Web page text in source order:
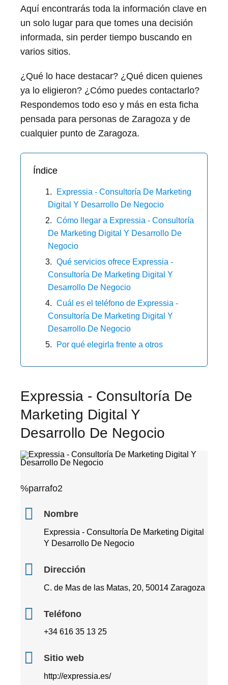
Aquí encontrarás toda la información clave en
un solo lugar para que tomes una decisión
informada, sin perder tiempo buscando en
varios sitios.
¿Qué lo hace destacar? ¿Qué dicen quienes
ya lo eligieron? ¿Cómo puedes contactarlo?
Respondemos todo eso y más en esta ficha
pensada para personas de Zaragoza y de
cualquier punto de Zaragoza.
Índice
Expressia - Consultoría De Marketing
Digital Y Desarrollo De Negocio
Cómo llegar a Expressia - Consultoría
De Marketing Digital Y Desarrollo De
Negocio
Qué servicios ofrece Expressia -
Consultoría De Marketing Digital Y
Desarrollo De Negocio
Cuál es el teléfono de Expressia -
Consultoría De Marketing Digital Y
Desarrollo De Negocio
Por qué elegirla frente a otros
Expressia - Consultoría De
Marketing Digital Y
Desarrollo De Negocio
%parrafo2
Nombre
Expressia - Consultoría De Marketing Digital
Y Desarrollo De Negocio
Dirección
C. de Mas de las Matas, 20, 50014 Zaragoza
Teléfono
+34 616 35 13 25
Sitio web
http://expressia.es/